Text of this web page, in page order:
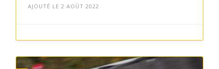
AJOUTÉ LE 2 AOÛT 2022